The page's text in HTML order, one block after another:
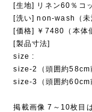
[生地] リネン60％コ
[洗い] non-wash（未
[価格] ￥7480（本体
[製品寸法]
size :
size-2（頭囲約58cm
size-3（頭囲約60cm
掲載画像 7～10枚目